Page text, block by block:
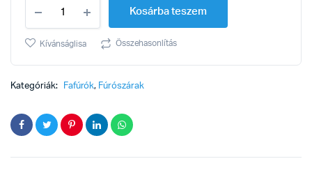
24x260mm
csav.hegy
hatsz.
quantity
Kosárba teszem
Kívánságlisa Összehasonlítás
Kategóriák: Fafúrók, Fúrószárak